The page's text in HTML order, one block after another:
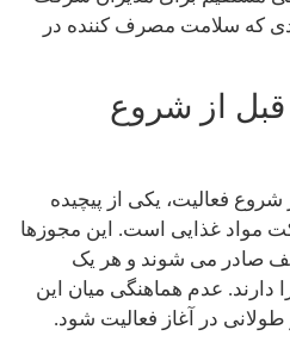
که سلامت مصرف کننده در
از شروع
فعالیت، یکی از پیچیده
مواد غذایی است. این مجوزها
صادر می شوند و هر یک
عدم هماهنگی میان این
در آغاز فعالیت شود.